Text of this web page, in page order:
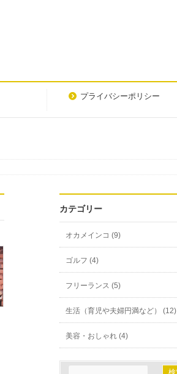
プライバシーポリシー
カテゴリー
オカメインコ (9)
ゴルフ (4)
フリーランス (5)
生活（育児や夫婦円満など） (12)
美容・おしゃれ (4)